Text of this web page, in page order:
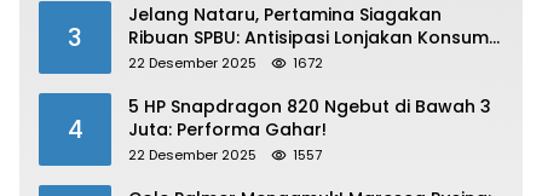
3
Jelang Nataru, Pertamina Siagakan
Ribuan SPBU: Antisipasi Lonjakan Konsumsi
BBM dan LPG!
22 Desember 2025 1672
4
5 HP Snapdragon 820 Ngebut di Bawah 3
Juta: Performa Gahar!
22 Desember 2025 1557